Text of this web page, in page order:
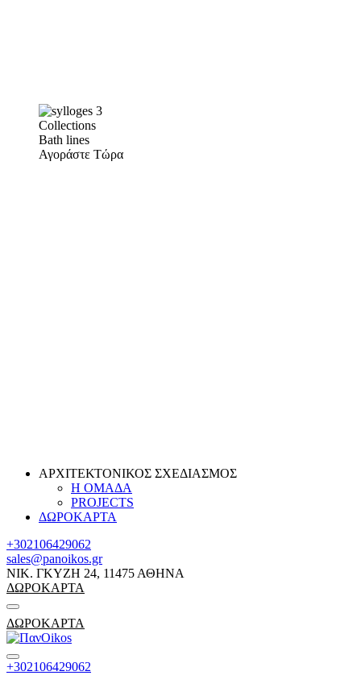
Collections
Bath lines
Αγοράστε Τώρα
ΑΡΧΙΤΕΚΤΟΝΙΚΟΣ ΣΧΕΔΙΑΣΜΟΣ
Η ΟΜΑΔΑ
PROJECTS
ΔΩΡΟΚΑΡΤΑ
+302106429062
sales@panoikos.gr
ΝΙΚ. ΓΚΥΖΗ 24, 11475 ΑΘΗΝΑ
ΔΩΡΟΚΑΡΤΑ
ΔΩΡΟΚΑΡΤΑ
+302106429062